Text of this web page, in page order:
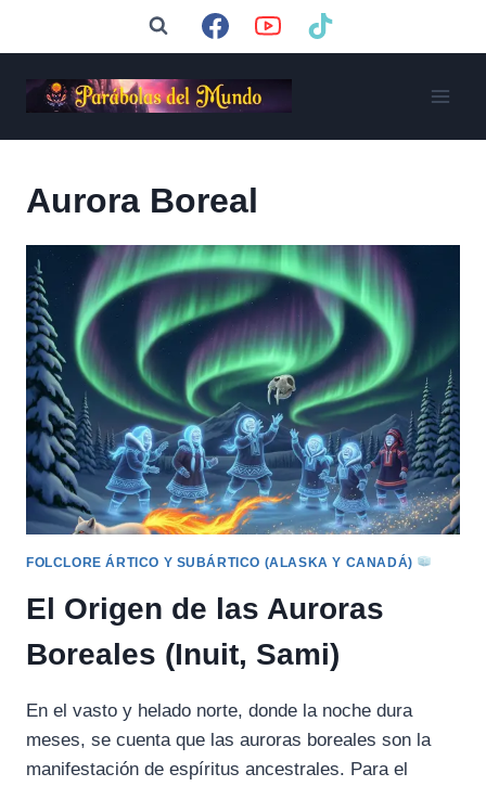
Aurora Boreal
FOLCLORE ÁRTICO Y SUBÁRTICO (ALASKA Y CANADÁ)
El Origen de las Auroras
Boreales (Inuit, Sami)
En el vasto y helado norte, donde la noche dura
meses, se cuenta que las auroras boreales son la
manifestación de espíritus ancestrales. Para el